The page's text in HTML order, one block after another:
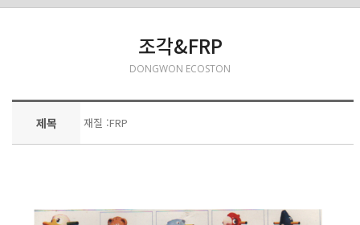
조각&FRP
DONGWON ECOSTON
제목 재질 :FRP